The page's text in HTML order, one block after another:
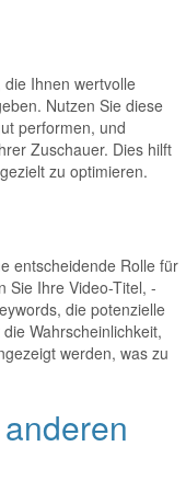
die Ihnen wertvolle
Nutzen Sie diese
performen, und
Zuschauer. Dies hilft
zu optimieren.
entscheidende Rolle für
Sie Ihre Video-Titel, -
die potenzielle
Wahrscheinlichkeit,
werden, was zu